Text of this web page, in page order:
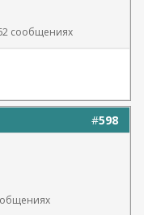
сообщениях
#598